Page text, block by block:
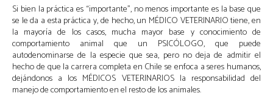
Si bien la práctica es “importante”, no menos importante es la base que
se le da a esta práctica y, de hecho, un MÉDICO VETERINARIO tiene, en
la mayoría de los casos, mucha mayor base y conocimiento de
comportamiento animal que un PSICÓLOGO, que puede
autodenominarse de la especie que sea, pero no deja de admitir el
hecho de que la carrera completa en Chile se enfoca a seres humanos,
dejándonos a los MÉDICOS VETERINARIOS la responsabilidad del
manejo de comportamiento en el resto de los animales.